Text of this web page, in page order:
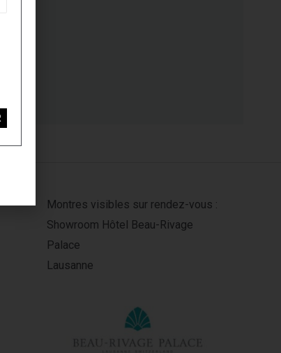
Montres visibles sur rendez-vous :
Showroom Hôtel Beau-Rivage
Palace
Lausanne